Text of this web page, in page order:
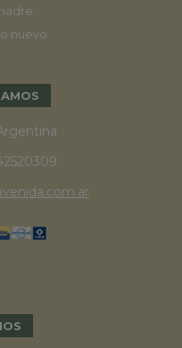
nuevo